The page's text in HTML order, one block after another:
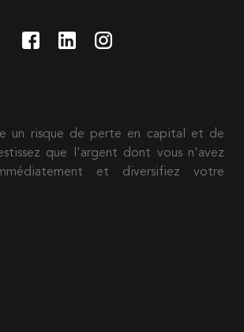
un risque de perte en capital et de
que l'argent dont vous n'avez
et diversifiez votre